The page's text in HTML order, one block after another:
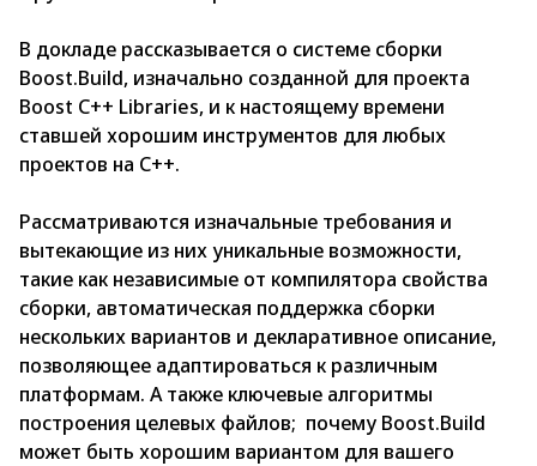
В докладе рассказывается о системе сборки
Boost.Build, изначально созданной для проекта
Boost C++ Libraries, и к настоящему времени
ставшей хорошим инструментов для любых
проектов на С++.
Рассматриваются изначальные требования и
вытекающие из них уникальные возможности,
такие как независимые от компилятора свойства
сборки, автоматическая поддержка сборки
нескольких вариантов и декларативное описание,
позволяющее адаптироваться к различным
платформам. А также ключевые алгоритмы
построения целевых файлов; почему Boost.Build
может быть хорошим вариантом для вашего